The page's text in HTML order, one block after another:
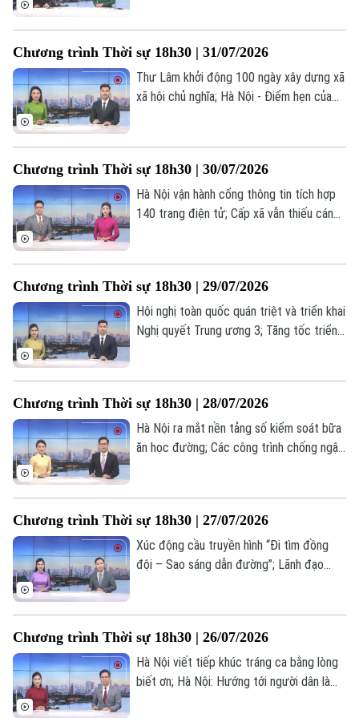
Người Việt 4 phương
Tài chính Ngân hàng
Doanh nghiệp
Đầu tư
Đất đai
Tàu
Xe máy
Thị trường
Đánh giá
Tin tức
Tuyển sinh
Văn hóa
Tin tức
Làng nghề
Di tích
Sức khỏe
Y tế
Dinh dưỡng
Tư vấn sức khỏe
Thể thao
Bóng đá
Golf
Giải trí
Tin tức
Sao
Điện ảnh
Âm nhạc
Đã phát sóng
động tích cực... là những nội dung chính
trong chương trình hôm nay.
Chương trình Thời sự 18h30 | 31/07/2026
Thư Lâm khởi động 100 ngày xây dựng xã
xã hội chủ nghĩa; Hà Nội - Điểm hẹn của
hôm nay.
Chương trình Thời sự 18h30 | 30/07/2026
Hà Nội vận hành cổng thông tin tích hợp
140 trang điện tử; Cấp xã vẫn thiếu cán
chính trong chương trình hôm nay.
Chương trình Thời sự 18h30 | 29/07/2026
Hội nghị toàn quốc quán triệt và triển khai
Nghị quyết Trung ương 3; Tăng tốc triển
là những nội dung chính trong chương
trình hôm nay.
Chương trình Thời sự 18h30 | 28/07/2026
Hà Nội ra mắt nền tảng số kiểm soát bữa
ăn học đường; Các công trình chống ngập
chính trong chương trình hôm nay.
Chương trình Thời sự 18h30 | 27/07/2026
Xúc động cầu truyền hình “Đi tìm đồng
đội – Sao sáng dẫn đường”; Lãnh đạo
anh... là những nội dung chính trong
chương trình hôm nay.
Chương trình Thời sự 18h30 | 26/07/2026
Hà Nội viết tiếp khúc tráng ca bằng lòng
biết ơn; Hà Nội: Hướng tới người dân là